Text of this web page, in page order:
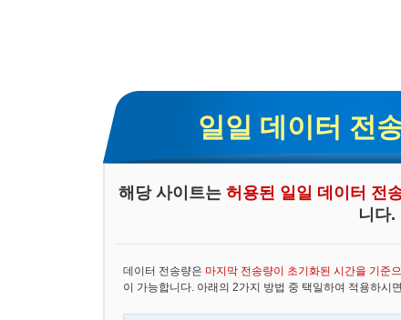
일일 데이터 전
해당 사이트는 허용된 일일 데이터 전
니다.
데이터 전송량은 마지막 전송량이 초기화된 시간을 기준
이 가능합니다. 아래의 2가지 방법 중 택일하여 적용하시